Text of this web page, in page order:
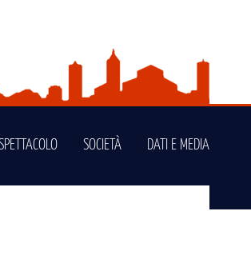
SOCIETÀ DATI E MEDIA